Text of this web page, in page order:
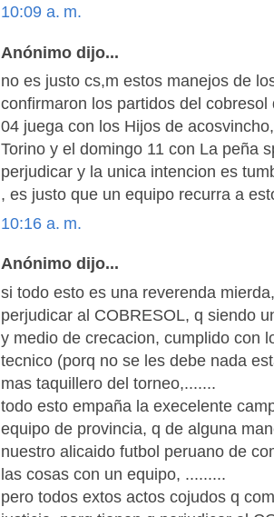
10:09 a. m.
Anónimo dijo...
no es justo cs,m estos manejos de
confirmaron los partidos del
04 juega con los Hijos de
Torino y el domingo 11 con La peña
perjudicar y la unica intencion es
, es justo que un equipo recurra a
10:16 a. m.
Anónimo dijo...
si todo esto es una reverenda
perjudicar al COBRESOL, q siendo
y medio de crecacion, cumplido con
tecnico (porq no se les debe nada
mas taquillero del torneo,.......
todo esto empaña la execelente
equipo de provincia, q de alguna
nuestro alicaido futbol peruano de
las cosas con un equipo, .........
pero todos extos actos cojudos q